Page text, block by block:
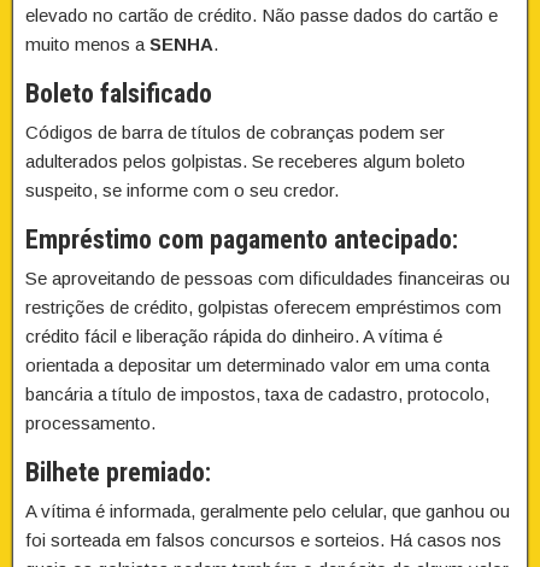
elevado no cartão de crédito. Não passe dados do cartão e
muito menos a SENHA.
Boleto falsificado
Códigos de barra de títulos de cobranças podem ser
adulterados pelos golpistas. Se receberes algum boleto
suspeito, se informe com o seu credor.
Empréstimo com pagamento antecipado:
Se aproveitando de pessoas com dificuldades financeiras ou
restrições de crédito, golpistas oferecem empréstimos com
crédito fácil e liberação rápida do dinheiro. A vítima é
orientada a depositar um determinado valor em uma conta
bancária a título de impostos, taxa de cadastro, protocolo,
processamento.
Bilhete premiado:
A vítima é informada, geralmente pelo celular, que ganhou ou
foi sorteada em falsos concursos e sorteios. Há casos nos